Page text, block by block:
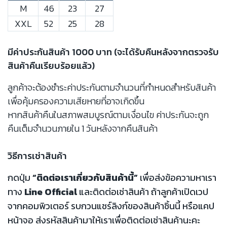
M
46 23
27
XXL
52 25 28
มีค่าประกันสินค้า 1000 บาท (จะได้รับคืนหลังจากตรวจรับ
สินค้าคืนเรียบร้อยแล้ว)
ลูกค้าจะต้องชำระค่าประกันตามจำนวนที่กำหนดสำหรับสินค้า
เพื่อคุ้มครองความเสียหายที่อาจเกิดขึ้น
หากสินค้าคืนในสภาพสมบูรณ์ตามเงื่อนไข ค่าประกันจะถูก
คืนเต็มจำนวนภายใน 1 วันหลังจากคืนสินค้า
วิธีการเช่าสินค้า
กดปุ่ม“ติดต่อเราเกี่ยวกับสินค้านี้”เพื่อส่งข้อความหาเรา
ทาง Line Officialและติดต่อเช่าสินค้า ถ้าลูกค้าเปิดเวป
จากคอมพิวเตอร์ รบกวนแชร์ลิงก์ของสินค้าชิ้นนี้ หรือแคป
หน้าจอ ส่งรหัสสินค้ามาให้เราเพื่อติดต่อเช่าสินค้านะคะ